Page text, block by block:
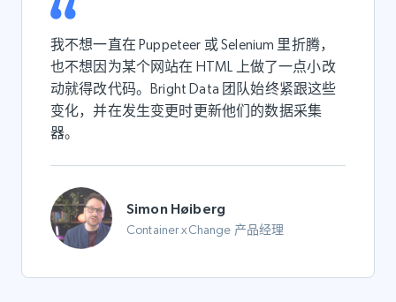
我不想一直在 Puppeteer 或 Selenium 里折腾，
也不想因为某个网站在 HTML 上做了一点小改
动就得改代码。Bright Data 团队始终紧跟这些
变化，并在发生变更时更新他们的数据采集
器。
Simon Høiberg
Container xChange 产品经理